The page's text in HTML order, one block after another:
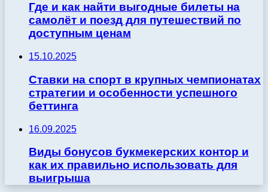
Где и как найти выгодные билеты на
самолёт и поезд для путешествий по
доступным ценам
15.10.2025
Ставки на спорт в крупных чемпионатах
стратегии и особенности успешного
беттинга
16.09.2025
Виды бонусов букмекерских контор и
как их правильно использовать для
выигрыша